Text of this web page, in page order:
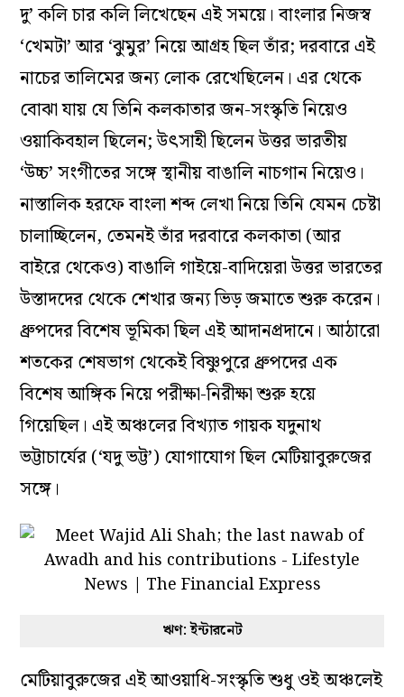
দু’ কলি চার কলি লিখেছেন এই সময়ে। বাংলার নিজস্ব
‘খেমটা’ আর ‘ঝুমুর’ নিয়ে আগ্রহ ছিল তাঁর; দরবারে এই
নাচের তালিমের জন্য লোক রেখেছিলেন। এর থেকে
বোঝা যায় যে তিনি কলকাতার জন-সংস্কৃতি নিয়েও
ওয়াকিবহাল ছিলেন; উৎসাহী ছিলেন উত্তর ভারতীয়
‘উচ্চ’ সংগীতের সঙ্গে স্থানীয় বাঙালি নাচগান নিয়েও।
নাস্তালিক হরফে বাংলা শব্দ লেখা নিয়ে তিনি যেমন চেষ্টা
চালাচ্ছিলেন, তেমনই তাঁর দরবারে কলকাতা (আর
বাইরে থেকেও) বাঙালি গাইয়ে-বাদিয়েরা উত্তর ভারতের
উস্তাদদের থেকে শেখার জন্য ভিড় জমাতে শুরু করেন।
ধ্রুপদের বিশেষ ভূমিকা ছিল এই আদানপ্রদানে। আঠারো
শতকের শেষভাগ থেকেই বিষ্ণুপুরে ধ্রুপদের এক
বিশেষ আঙ্গিক নিয়ে পরীক্ষা-নিরীক্ষা শুরু হয়ে
গিয়েছিল। এই অঞ্চলের বিখ্যাত গায়ক যদুনাথ
ভট্টাচার্যের (‘যদু ভট্ট’) যোগাযোগ ছিল মেটিয়াবুরুজের
সঙ্গে।
ঋণ: ইন্টারনেট
মেটিয়াবুরুজের এই আওয়াধি-সংস্কৃতি শুধু ওই অঞ্চলেই